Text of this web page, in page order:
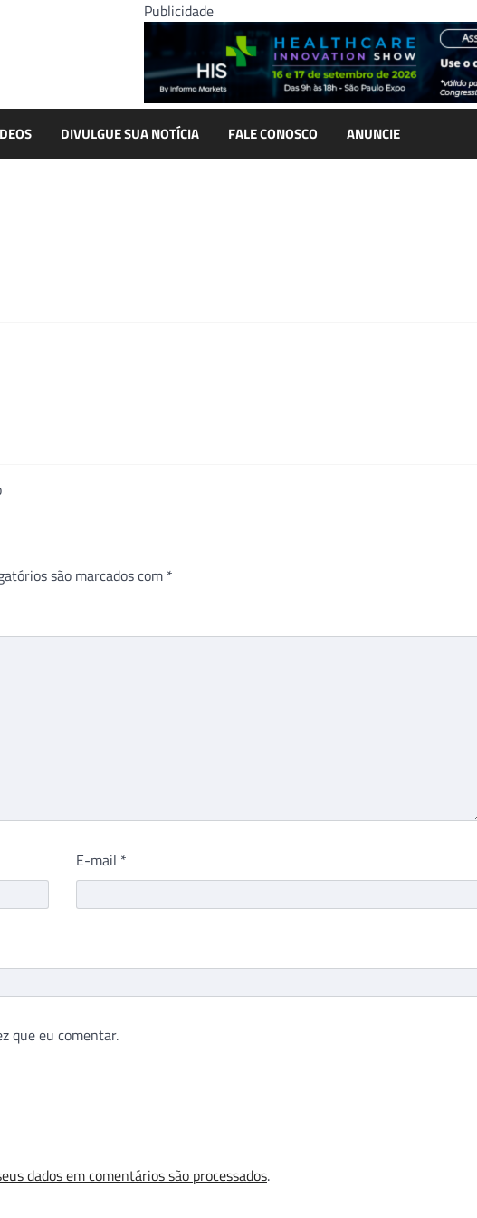
Publicidade
DIVULGUE SUA NOTÍCIA FALE CONOSCO ANUNCIE
são marcados com *
E-mail *
que eu comentar.
dados em comentários são processados.